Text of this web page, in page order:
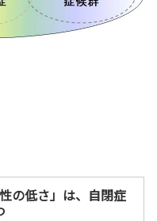
の低さ」は、自閉症